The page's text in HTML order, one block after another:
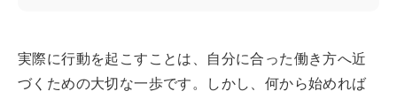
実際に行動を起こすことは、自分に合った働き方へ近
づくための大切な一歩です。しかし、何から始めれば